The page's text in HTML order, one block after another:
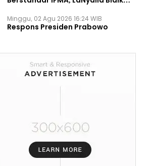
Minggu, 02 Agu 2026 16:24 WIB
Respons Presiden Prabowo